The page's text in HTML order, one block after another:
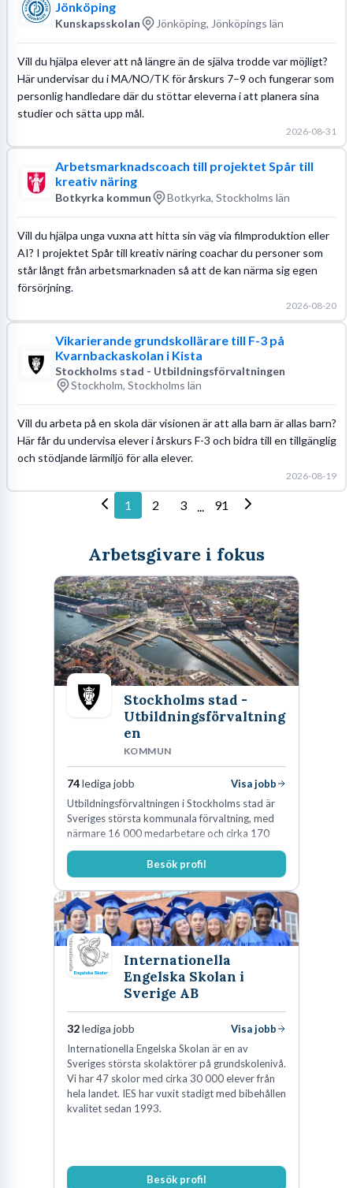
Jönköping
Kunskapsskolan Jönköping, Jönköpings län
Vill du hjälpa elever att nå längre än de själva trodde var möjligt?
Här undervisar du i MA/NO/TK för årskurs 7–9 och fungerar som
personlig handledare där du stöttar eleverna i att planera sina
studier och sätta upp mål.
2026-08-31
Arbetsmarknadscoach till projektet Spår till
kreativ näring
Botkyrka kommun Botkyrka, Stockholms län
Vill du hjälpa unga vuxna att hitta sin väg via filmproduktion eller
AI? I projektet Spår till kreativ näring coachar du personer som
står långt från arbetsmarknaden så att de kan närma sig egen
försörjning.
2026-08-20
Vikarierande grundskollärare till F-3 på
Kvarnbackaskolan i Kista
Stockholms stad - Utbildningsförvaltningen
Stockholm, Stockholms län
Vill du arbeta på en skola där visionen är att alla barn är allas barn?
Här får du undervisa elever i årskurs F-3 och bidra till en tillgänglig
och stödjande lärmiljö för alla elever.
2026-08-19
1 2 3 ... 91
Arbetsgivare i fokus
Stockholms stad -
Utbildningsförvaltning
en
KOMMUN
74lediga jobb
Visa jobb
Utbildningsförvaltningen i Stockholms stad är
Sveriges största kommunala förvaltning, med
närmare 16 000 medarbetare och cirka 170
kommunala grundskolor och gymnasieskolor
Besök profil
Internationella
Engelska Skolan i
Sverige AB
32lediga jobb
Visa jobb
Internationella Engelska Skolan är en av
Sveriges största skolaktörer på grundskolenivå.
Vi har 47 skolor med cirka 30 000 elever från
hela landet. IES har vuxit stadigt med bibehållen
kvalitet sedan 1993.
Besök profil